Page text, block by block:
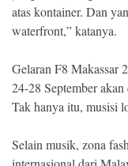
atas kontainer. Dan
waterfront,” katanya.
Gelaran F8 Makassar
24-28 September
Tak hanya itu, musisi
Selain musik, zona